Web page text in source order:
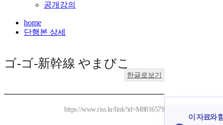
공개강의
home
단행본 상세
ゴ-ゴ-新幹線 やまびこ
한글로보기
https://www.riss.kr/link?id=M8816579
이 자료와